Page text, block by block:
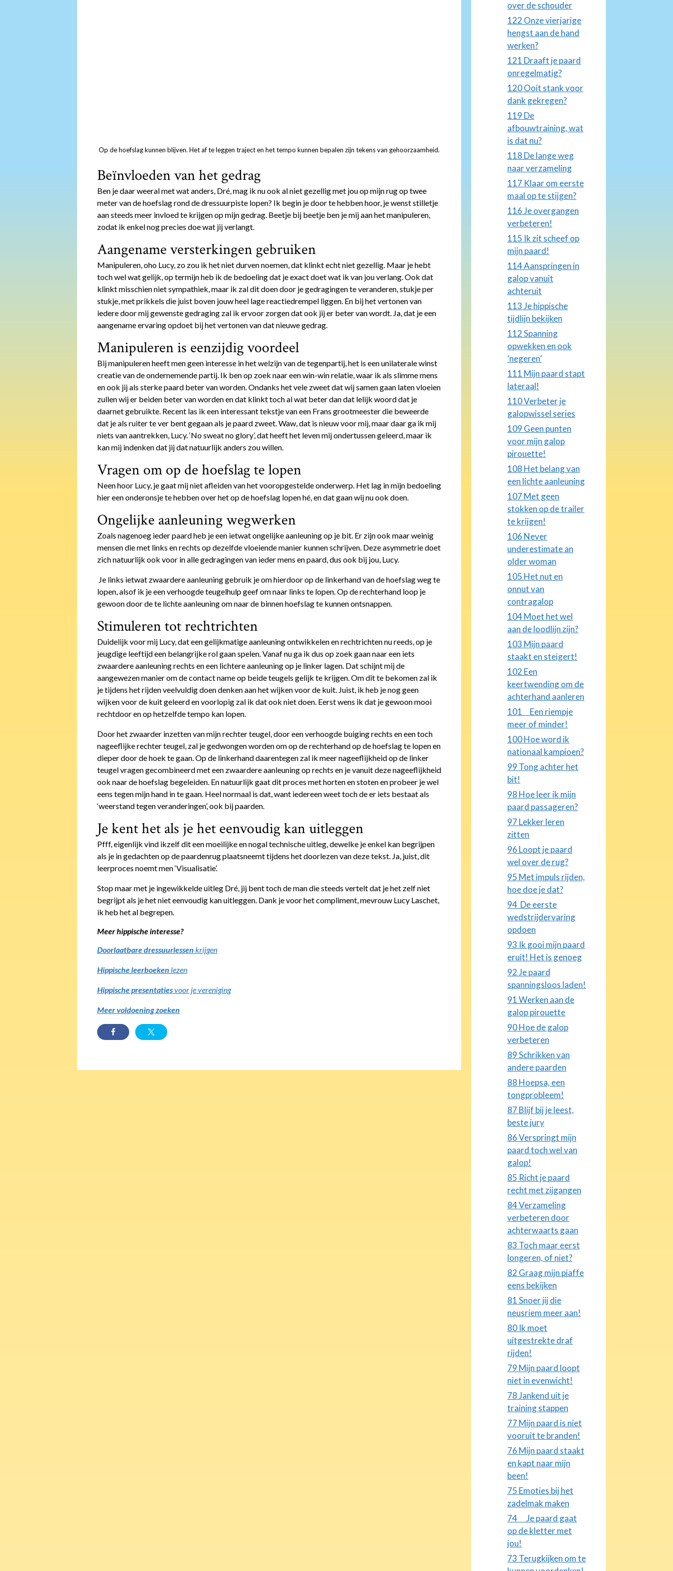
Op de hoefslag kunnen blijven. Het af te leggen traject en het tempo kunnen bepalen zijn tekens van gehoorzaamheid.
Beïnvloeden van het gedrag
Ben je daar weeral met wat anders, Dré, mag ik nu ook al niet gezellig met jou op mijn rug op twee
meter van de hoefslag rond de dressuurpiste lopen? Ik begin je door te hebben hoor, je wenst stilletje
aan steeds meer invloed te krijgen op mijn gedrag. Beetje bij beetje ben je mij aan het manipuleren,
zodat ik enkel nog precies doe wat jij verlangt.
Aangename versterkingen gebruiken
Manipuleren, oho Lucy, zo zou ik het niet durven noemen, dat klinkt echt niet gezellig. Maar je hebt
toch wel wat gelijk, op termijn heb ik de bedoeling dat je exact doet wat ik van jou verlang. Ook dat
klinkt misschien niet sympathiek, maar ik zal dit doen door je gedragingen te veranderen, stukje per
stukje, met prikkels die juist boven jouw heel lage reactiedrempel liggen. En bij het vertonen van
iedere door mij gewenste gedraging zal ik ervoor zorgen dat ook jij er beter van wordt. Ja, dat je een
aangename ervaring opdoet bij het vertonen van dat nieuwe gedrag.
Manipuleren is eenzijdig voordeel
Bij manipuleren heeft men geen interesse in het welzijn van de tegenpartij, het is een unilaterale winst
creatie van de ondernemende partij. Ik ben op zoek naar een win-win relatie, waar ik als slimme mens
en ook jij als sterke paard beter van worden. Ondanks het vele zweet dat wij samen gaan laten vloeien
zullen wij er beiden beter van worden en dat klinkt toch al wat beter dan dat lelijk woord dat je
daarnet gebruikte. Recent las ik een interessant tekstje van een Frans grootmeester die beweerde
dat je als ruiter te ver bent gegaan als je paard zweet. Waw, dat is nieuw voor mij, maar daar ga ik mij
niets van aantrekken, Lucy. ‘No sweat no glory’, dat heeft het leven mij ondertussen geleerd, maar ik
kan mij indenken dat jij dat natuurlijk anders zou willen.
Vragen om op de hoefslag te lopen
Neen hoor Lucy, je gaat mij niet afleiden van het vooropgestelde onderwerp. Het lag in mijn bedoeling
hier een onderonsje te hebben over het op de hoefslag lopen hé, en dat gaan wij nu ook doen.
Ongelijke aanleuning wegwerken
Zoals nagenoeg ieder paard heb je een ietwat ongelijke aanleuning op je bit. Er zijn ook maar weinig
mensen die met links en rechts op dezelfde vloeiende manier kunnen schrijven. Deze asymmetrie doet
zich natuurlijk ook voor in alle gedragingen van ieder mens en paard, dus ook bij jou, Lucy.
Je links ietwat zwaardere aanleuning gebruik je om hierdoor op de linkerhand van de hoefslag weg te
lopen, alsof ik je een verhoogde teugelhulp geef om naar links te lopen. Op de rechterhand loop je
gewoon door de te lichte aanleuning om naar de binnen hoefslag te kunnen ontsnappen.
Stimuleren tot rechtrichten
Duidelijk voor mij Lucy, dat een gelijkmatige aanleuning ontwikkelen en rechtrichten nu reeds, op je
jeugdige leeftijd een belangrijke rol gaan spelen. Vanaf nu ga ik dus op zoek gaan naar een iets
zwaardere aanleuning rechts en een lichtere aanleuning op je linker lagen. Dat schijnt mij de
aangewezen manier om de contact name op beide teugels gelijk te krijgen. Om dit te bekomen zal ik
je tijdens het rijden veelvuldig doen denken aan het wijken voor de kuit. Juist, ik heb je nog geen
wijken voor de kuit geleerd en voorlopig zal ik dat ook niet doen. Eerst wens ik dat je gewoon mooi
rechtdoor en op hetzelfde tempo kan lopen.
Door het zwaarder inzetten van mijn rechter teugel, door een verhoogde buiging rechts en een toch
nageeflijke rechter teugel, zal je gedwongen worden om op de rechterhand op de hoefslag te lopen en
dieper door de hoek te gaan. Op de linkerhand daarentegen zal ik meer nageeflijkheid op de linker
teugel vragen gecombineerd met een zwaardere aanleuning op rechts en je vanuit deze nageeflijkheid
ook naar de hoefslag begeleiden. En natuurlijk gaat dit proces met horten en stoten en probeer je wel
eens tegen mijn hand in te gaan. Heel normaal is dat, want iedereen weet toch de er iets bestaat als
‘weerstand tegen veranderingen’, ook bij paarden.
Je kent het als je het eenvoudig kan uitleggen
Pfff, eigenlijk vind ikzelf dit een moeilijke en nogal technische uitleg, dewelke je enkel kan begrijpen
als je in gedachten op de paardenrug plaatsneemt tijdens het doorlezen van deze tekst. Ja, juist, dit
leerproces noemt men ‘Visualisatie’.
Stop maar met je ingewikkelde uitleg Dré, jij bent toch de man die steeds vertelt dat je het zelf niet
begrijpt als je het niet eenvoudig kan uitleggen. Dank je voor het compliment, mevrouw Lucy Laschet,
ik heb het al begrepen.
Meer hippische interesse?
Doorlaatbare dressuurlessen krijgen
Hippische leerboeken lezen
Hippische presentatiesvoor je vereniging
Meer voldoening zoeken
over de schouder
122 Onze vierjarige
hengst aan de hand
werken?
121 Draaft je paard
onregelmatig?
120 Ooit stank voor
dank gekregen?
119 De
afbouwtraining, wat
is dat nu?
118 De lange weg
naar verzameling
117 Klaar om eerste
maal op te stijgen?
116 Je overgangen
verbeteren!
115 Ik zit scheef op
mijn paard!
114 Aanspringen in
galop vanuit
achteruit
113 Je hippische
tijdlijn bekijken
112 Spanning
opwekken en ook
‘negeren’
111 Mijn paard stapt
lateraal!
110 Verbeter je
galopwissel series
109 Geen punten
voor mijn galop
pirouette!
108 Het belang van
een lichte aanleuning
107 Met geen
stokken op de trailer
te krijgen!
106 Never
underestimate an
older woman
105 Het nut en
onnut van
contragalop
104 Moet het wel
aan de loodlijn zijn?
103 Mijn paard
staakt en steigert!
102 Een
keertwending om de
achterhand aanleren
101 Een riempje
meer of minder!
100 Hoe word ik
nationaal kampioen?
99 Tong achter het
bit!
98 Hoe leer ik mijn
paard passageren?
97 Lekker leren
zitten
96 Loopt je paard
wel over de rug?
95 Met impuls rijden,
hoe doe je dat?
94 De eerste
wedstrijdervaring
opdoen
93 Ik gooi mijn paard
eruit! Het is genoeg
92 Je paard
spanningsloos laden!
91 Werken aan de
galop pirouette
90 Hoe de galop
verbeteren
89 Schrikken van
andere paarden
88 Hoepsa, een
tongprobleem!
87 Blijf bij je leest,
beste jury
86 Verspringt mijn
paard toch wel van
galop!
85 Richt je paard
recht met zijgangen
84 Verzameling
verbeteren door
achterwaarts gaan
83 Toch maar eerst
longeren, of niet?
82 Graag mijn piaffe
eens bekijken
81 Snoer jij die
neusriem meer aan!
80 Ik moet
uitgestrekte draf
rijden!
79 Mijn paard loopt
niet in evenwicht!
78 Jankend uit je
training stappen
77 Mijn paard is niet
vooruit te branden!
76 Mijn paard staakt
en kapt naar mijn
been!
75 Emoties bij het
zadelmak maken
74 Je paard gaat
op de kletter met
jou!
73 Terugkijken om te